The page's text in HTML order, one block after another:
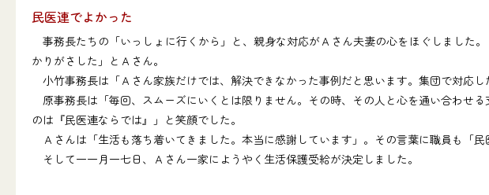
民医連でよかった
事務長たちの「いっしょに行くから」と、親身な対応がＡさん夫妻の心をほぐしました
かりがさした」とＡさん。
小竹事務長は「Ａさん家族だけでは、解決できなかった事例だと思います。集団で対応し
原事務長は「毎回、スムーズにいくとは限りません。その時、その人と心を通い合わせ
のは『民医連ならでは』」と笑顔でした。
Ａさんは「生活も落ち着いてきました。本当に感謝しています」。その言葉に職員も「民
そして一一月一七日、Ａさん一家にようやく生活保護受給が決定しました。